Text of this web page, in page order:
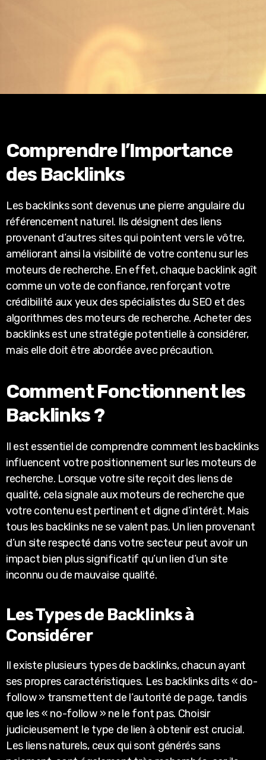
Comprendre l’Importance
des Backlinks
Les backlinks sont devenus une pierre angulaire du
référencement naturel. Ils désignent des liens
provenant d’autres sites qui pointent vers le vôtre,
améliorant ainsi la visibilité de votre contenu sur les
moteurs de recherche. En effet, chaque backlink agît
comme un vote de confiance, renforçant votre
crédibilité aux yeux des spécialistes du SEO et des
algorithmes des moteurs de recherche. Acheter des
backlinks est une stratégie potentielle à considérer,
mais elle doit être abordée avec précaution.
Comment Fonctionnent les
Backlinks ?
Il est essentiel de comprendre comment les backlinks
influencent votre positionnement sur les moteurs de
recherche. Lorsque votre site reçoit des liens de
qualité, cela signale aux moteurs de recherche que
votre contenu est pertinent et digne d’intérêt. Mais
tous les backlinks ne se valent pas. Un lien provenant
d’un site respecté dans votre secteur peut avoir un
impact bien plus significatif qu’un lien d’un site
inconnu ou de mauvaise qualité.
Les Types de Backlinks à
Considérer
Il existe plusieurs types de backlinks, chacun ayant
ses propres caractéristiques. Les backlinks dits « do-
follow » transmettent de l’autorité de page, tandis
que les « no-follow » ne le font pas. Choisir
judicieusement le type de lien à obtenir est crucial.
Les liens naturels, ceux qui sont générés sans